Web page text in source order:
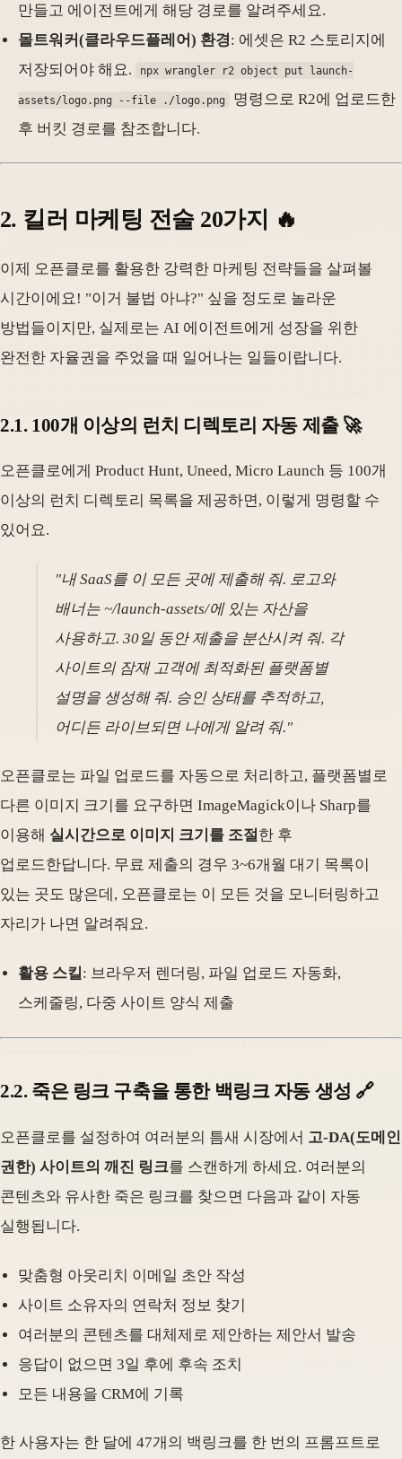
만들고 에이전트에게 해당 경로를 알려주세요.
몰트워커(클라우드플레어) 환경: 에셋은 R2 스토리지에
저장되어야 해요.
npx wrangler r2 object put launch-
assets/logo.png --file ./logo.png
명령으로 R2에 업로드한
후 버킷 경로를 참조합니다.
2. 킬러 마케팅 전술 20가지 🔥
이제 오픈클로를 활용한 강력한 마케팅 전략들을 살펴볼
시간이에요! "이거 불법 아냐?" 싶을 정도로 놀라운
방법들이지만, 실제로는 AI 에이전트에게 성장을 위한
완전한 자율권을 주었을 때 일어나는 일들이랍니다.
2.1. 100개 이상의 런치 디렉토리 자동 제출 🚀
오픈클로에게 Product Hunt, Uneed, Micro Launch 등 100개
이상의 런치 디렉토리 목록을 제공하면, 이렇게 명령할 수
있어요.
"내 SaaS를 이 모든 곳에 제출해 줘. 로고와
배너는 ~/launch-assets/에 있는 자산을
사용하고. 30일 동안 제출을 분산시켜 줘. 각
사이트의 잠재 고객에 최적화된 플랫폼별
설명을 생성해 줘. 승인 상태를 추적하고,
어디든 라이브되면 나에게 알려 줘."
오픈클로는 파일 업로드를 자동으로 처리하고, 플랫폼별로
다른 이미지 크기를 요구하면 ImageMagick이나 Sharp를
이용해 실시간으로 이미지 크기를 조절한 후
업로드한답니다. 무료 제출의 경우 3~6개월 대기 목록이
있는 곳도 많은데, 오픈클로는 이 모든 것을 모니터링하고
자리가 나면 알려줘요.
활용 스킬: 브라우저 렌더링, 파일 업로드 자동화,
스케줄링, 다중 사이트 양식 제출
2.2. 죽은 링크 구축을 통한 백링크 자동 생성 🔗
오픈클로를 설정하여 여러분의 틈새 시장에서 고-DA(도메인
권한) 사이트의 깨진 링크를 스캔하게 하세요. 여러분의
콘텐츠와 유사한 죽은 링크를 찾으면 다음과 같이 자동
실행됩니다.
맞춤형 아웃리치 이메일 초안 작성
사이트 소유자의 연락처 정보 찾기
여러분의 콘텐츠를 대체제로 제안하는 제안서 발송
응답이 없으면 3일 후에 후속 조치
모든 내용을 CRM에 기록
한 사용자는 한 달에 47개의 백링크를 한 번의 프롬프트로